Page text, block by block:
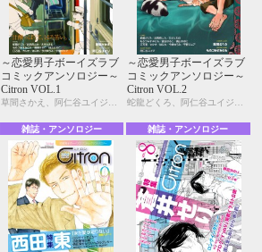
～恋愛男子ボーイズラブ
コミックアンソロジー～
Citron VOL.1
草間さかえ、阿仁谷ユイジ、今井ゆうみ、宇野ジニア、えすとえむ、カシオ、北別府ニカ、雲田はるこ、蛇龍どくろ、汀 万里、はにわ、桃山なおこ、もろづみすみとも
～恋愛男子ボーイズラブ
コミックアンソロジー～
Citron VOL.2
蛇龍どくろ、阿仁谷ユイジ、糸井のぞ、宇野ジニア、えすとえむ、北別府ニカ、雲田はるこ、汀 万里、仁茂田あい、はにわ、桃山なおこ、もろづみすみとも
雑誌・アンソロジー 雑誌・アンソロジー